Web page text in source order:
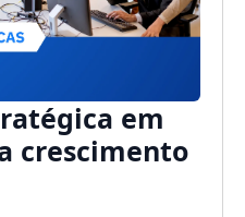
em
crescimento